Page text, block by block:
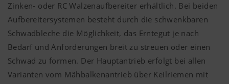
Zinken- oder RC Walzenaufbereiter erhältlich. Bei beiden
Aufbereitersystemen besteht durch die schwenkbaren
Schwadbleche die Möglichkeit, das Erntegut je nach
Bedarf und Anforderungen breit zu streuen oder einen
Schwad zu formen. Der Hauptantrieb erfolgt bei allen
Varianten vom Mähbalkenantrieb über Keilriemen mit